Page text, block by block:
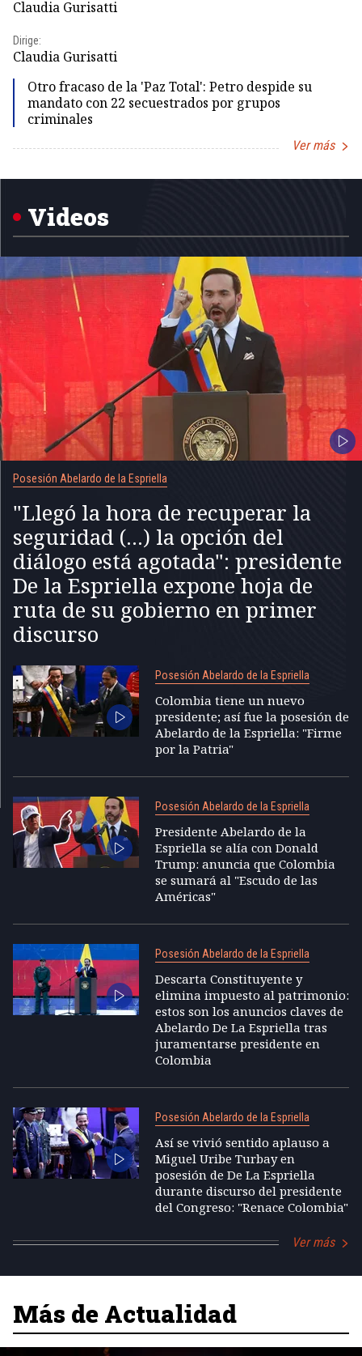
Claudia Gurisatti
Dirige:
Claudia Gurisatti
Otro fracaso de la 'Paz Total': Petro despide su
mandato con 22 secuestrados por grupos
criminales
Ver más
1
Videos
Posesión Abelardo de la Espriella
"Llegó la hora de recuperar la
seguridad (...) la opción del
diálogo está agotada": presidente
De la Espriella expone hoja de
ruta de su gobierno en primer
discurso
Posesión Abelardo de la Espriella
Colombia tiene un nuevo
presidente; así fue la posesión de
Abelardo de la Espriella: "Firme
por la Patria"
Posesión Abelardo de la Espriella
Presidente Abelardo de la
Espriella se alía con Donald
Trump: anuncia que Colombia
se sumará al "Escudo de las
Américas"
Posesión Abelardo de la Espriella
Descarta Constituyente y
elimina impuesto al patrimonio:
estos son los anuncios claves de
Abelardo De La Espriella tras
juramentarse presidente en
Colombia
Posesión Abelardo de la Espriella
Así se vivió sentido aplauso a
Miguel Uribe Turbay en
posesión de De La Espriella
durante discurso del presidente
del Congreso: "Renace Colombia"
Ver más
Más de Actualidad